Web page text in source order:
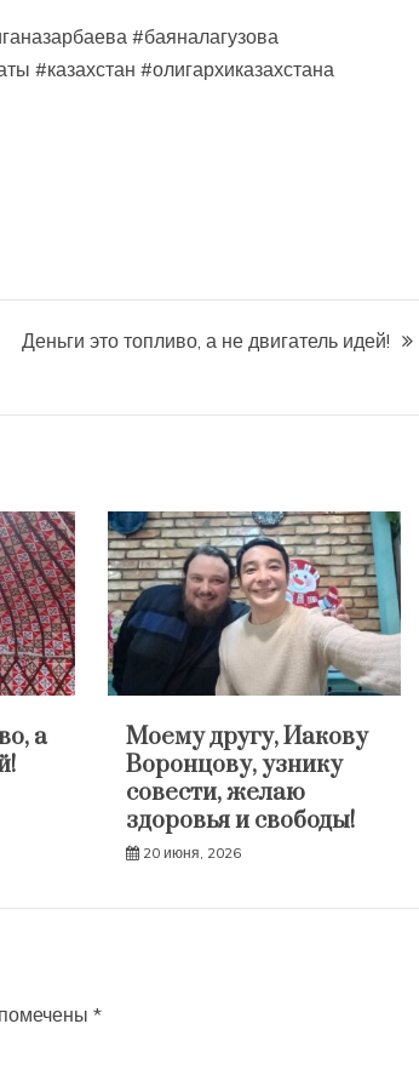
#баяналагузова
#казахстан #олигархиказахстана
Деньги это топливо, а не двигатель идей!
а
Моему другу, Иакову
Воронцову, узнику
совести, желаю
здоровья и свободы!
20 июня, 2026
*